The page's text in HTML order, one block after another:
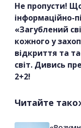
Не пропусти!
інформаційно-
«Загублений
кожного у
відкриття та
світ. Дивись
2+2!
Читайте